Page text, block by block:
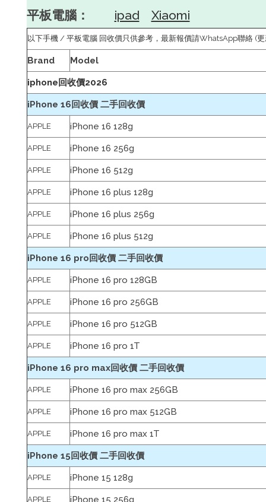
平板電腦： ipad Xiaomi
以下手機 / 平板電腦 回收價只供參考，最新報價請WhatsApp聯絡 (
Brand Model
iphone回收價2026
iPhone 16回收價 二手回收價
APPLE iPhone 16 128g
APPLE iPhone 16 256g
APPLE iPhone 16 512g
APPLE iPhone 16 plus 128g
APPLE iPhone 16 plus 256g
APPLE iPhone 16 plus 512g
iPhone 16 pro回收價 二手回收價
APPLE iPhone 16 pro 128GB
APPLE iPhone 16 pro 256GB
APPLE iPhone 16 pro 512GB
APPLE iPhone 16 pro 1T
iPhone 16 pro max回收價 二手回收價
APPLE iPhone 16 pro max 256GB
APPLE iPhone 16 pro max 512GB
APPLE iPhone 16 pro max 1T
iPhone 15回收價 二手回收價
APPLE iPhone 15 128g
APPLE iPhone 15 256g